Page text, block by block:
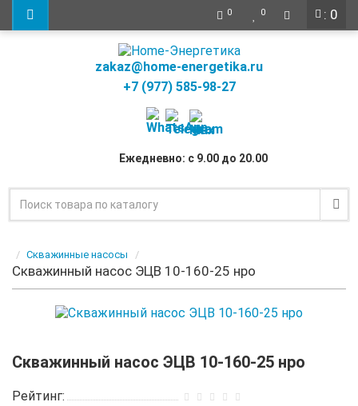
: 0
0 0
zakaz@home-energetika.ru
+7 (977) 585-98-27
Ежедневно: с 9.00 до 20.00
Скважинные насосы
Скважинный насос ЭЦВ 10-160-25 нро
Скважинный насос ЭЦВ 10-160-25 нро
Рейтинг: